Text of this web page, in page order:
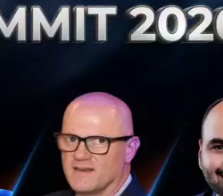
เพื่อให้ผู้บริโภคได้
กในการสต็อกสินค้าโดยไม่ต้อง